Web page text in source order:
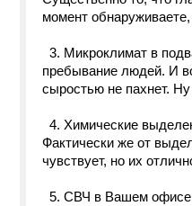
момент
3. Микроклимат в
пребывание людей. И
сыростью не пахнет.
4. Химические
Фактически же от
чувствует, но их
5. СВЧ в Вашем офисе